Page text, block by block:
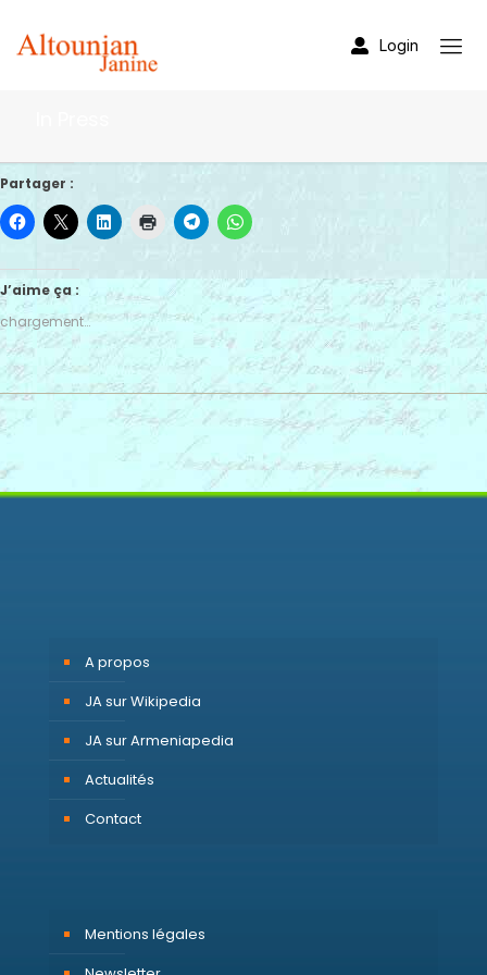
Login
Partager :
J’aime ça :
chargement…
A propos
JA sur Wikipedia
JA sur Armeniapedia
Actualités
Contact
Mentions légales